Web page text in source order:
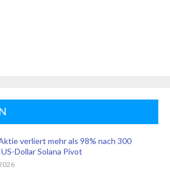
verliert mehr als 98% nach 300
Dollar Solana Pivot